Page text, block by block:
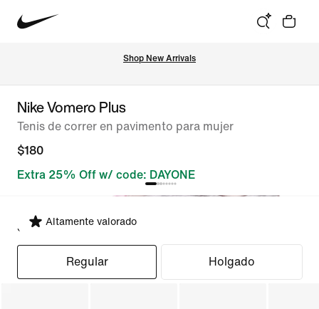
Shop New Arrivals
Nike Vomero Plus
Tenis de correr en pavimento para mujer
$180
Extra 25% Off w/ code: DAYONE
Altamente valorado
Seleccionar ajuste
Regular Holgado